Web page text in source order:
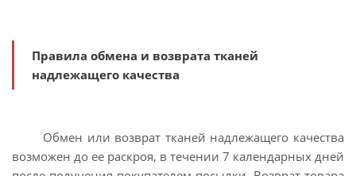
Правила обмена и возврата тканей
надлежащего качества
Обмен или возврат тканей надлежащего качества
возможен до ее раскроя, в течении 7 календарных дней